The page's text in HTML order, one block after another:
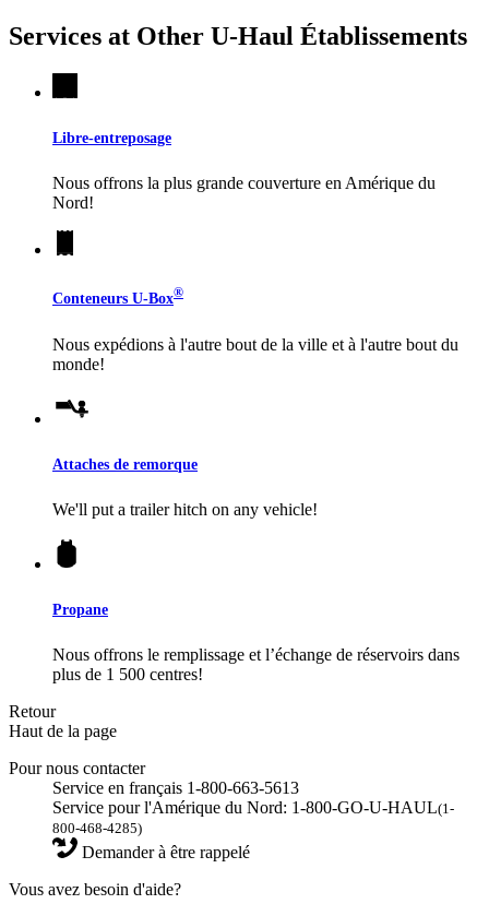
Services at Other U-Haul Établissements
Libre-entreposage
Nous offrons la plus grande couverture en Amérique du
Nord!
Conteneurs U-Box®
Nous expédions à l'autre bout de la ville et à l'autre bout du
monde!
Attaches de remorque
We'll put a trailer hitch on any vehicle!
Propane
Nous offrons le remplissage et l’échange de réservoirs dans
plus de 1 500 centres!
Retour
Haut de la page
Pour nous contacter
Service en français 1-800-663-5613
Service pour l'Amérique du Nord: 1-800-GO-U-HAUL(1-
800-468-4285)
Demander à être rappelé
Vous avez besoin d'aide?